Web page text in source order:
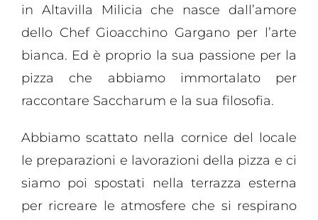
in Altavilla Milicia che nasce dall’amore
dello Chef Gioacchino Gargano per l’arte
bianca. Ed è proprio la sua passione per la
pizza che abbiamo immortalato per
raccontare Saccharum e la sua filosofia.
Abbiamo scattato nella cornice del locale
le preparazioni e lavorazioni della pizza e ci
siamo poi spostati nella terrazza esterna
per ricreare le atmosfere che si respirano